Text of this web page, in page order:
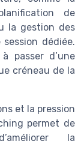
de
la gestion des
dédiée.
passer d’une
créneau de la
et la pression
permet de
la